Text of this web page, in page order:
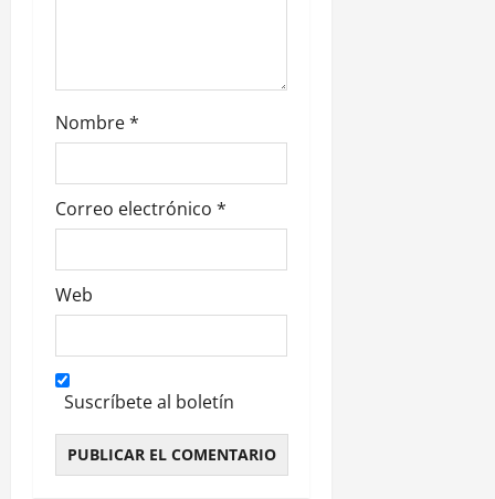
a
s
Nombre*
Correo electrónico *
Web
Suscríbete al boletín